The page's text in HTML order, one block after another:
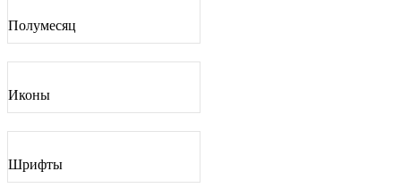
Полумесяц
Иконы
Шрифты